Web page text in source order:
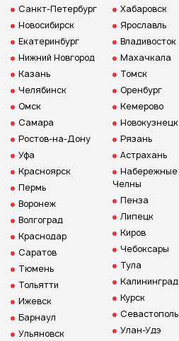
Санкт-Петербург
Новосибирск
Екатеринбург
Нижний Новгород
Казань
Челябинск
Омск
Самара
Ростов-на-Дону
Уфа
Красноярск
Пермь
Воронеж
Волгоград
Краснодар
Саратов
Тюмень
Тольятти
Ижевск
Барнаул
Ульяновск
Хабаровск
Ярославль
Владивосток
Махачкала
Томск
Оренбург
Кемерово
Новокузнецк
Рязань
Астрахань
Набережные
Челны
Пенза
Липецк
Киров
Чебоксары
Тула
Калининград
Курск
Севастополь
Улан-Удэ